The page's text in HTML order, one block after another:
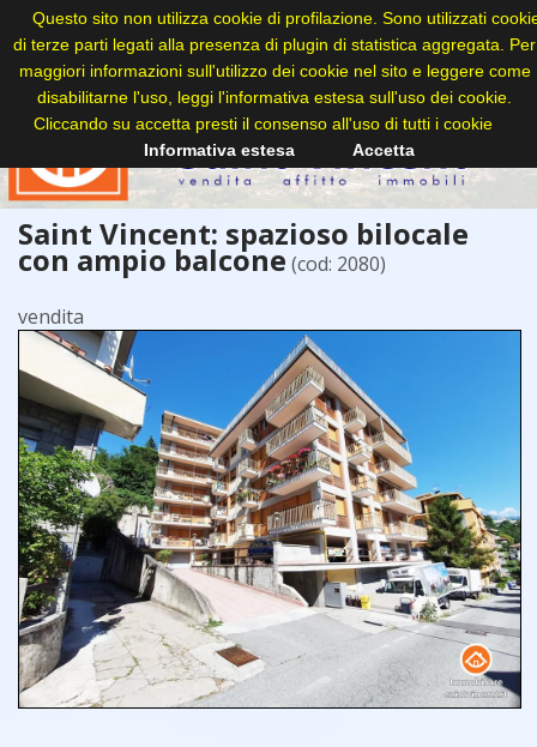
Saint Vincent: spazioso bilocale
con ampio balcone (cod: 2080)
vendita
Questo sito non utilizza cookie di profilazione. Sono utilizzati
di terze parti legati alla presenza di plugin di statistica aggregata. Per
maggiori informazioni sull'utilizzo dei cookie nel sito e leggere come
disabilitarne l'uso, leggi l'informativa estesa sull'uso dei cookie.
Cliccando su accetta presti il consenso all'uso di tutti i cookie
Informativa estesa
Accetta